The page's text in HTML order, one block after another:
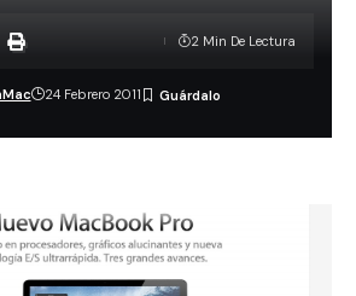
24 Febrero 2011
2 Min De Lectura